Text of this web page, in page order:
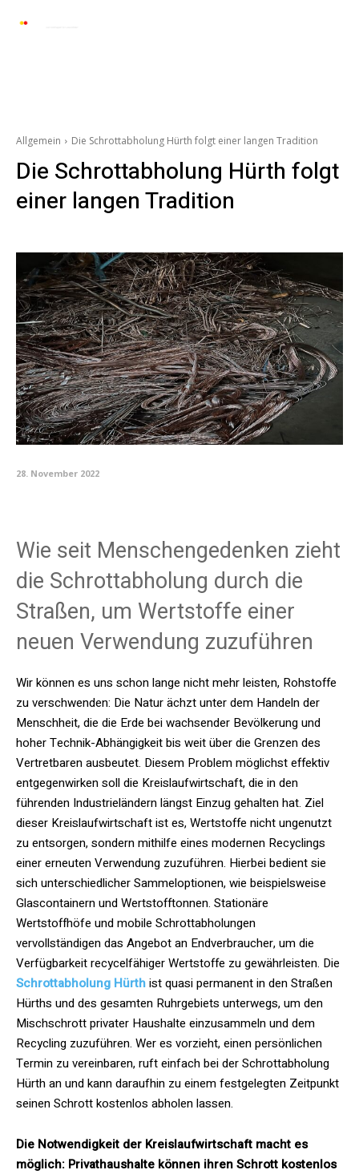
Allgemein Die Schrottabholung Hürth folgt einer langen Tradition
Die Schrottabholung Hürth folgt
einer langen Tradition
28. November 2022
Wie seit Menschengedenken zieht
die Schrottabholung durch die
Straßen, um Wertstoffe einer
neuen Verwendung zuzuführen
Wir können es uns schon lange nicht mehr leisten, Rohstoffe
zu verschwenden: Die Natur ächzt unter dem Handeln der
Menschheit, die die Erde bei wachsender Bevölkerung und
hoher Technik-Abhängigkeit bis weit über die Grenzen des
Vertretbaren ausbeutet. Diesem Problem möglichst effektiv
entgegenwirken soll die Kreislaufwirtschaft, die in den
führenden Industrieländern längst Einzug gehalten hat. Ziel
dieser Kreislaufwirtschaft ist es, Wertstoffe nicht ungenutzt
zu entsorgen, sondern mithilfe eines modernen Recyclings
einer erneuten Verwendung zuzuführen. Hierbei bedient sie
sich unterschiedlicher Sammeloptionen, wie beispielsweise
Glascontainern und Wertstofftonnen. Stationäre
Wertstoffhöfe und mobile Schrottabholungen
vervollständigen das Angebot an Endverbraucher, um die
Verfügbarkeit recycelfähiger Wertstoffe zu gewährleisten. Die
Schrottabholung Hürthist quasi permanent in den Straßen
Hürths und des gesamten Ruhrgebiets unterwegs, um den
Mischschrott privater Haushalte einzusammeln und dem
Recycling zuzuführen. Wer es vorzieht, einen persönlichen
Termin zu vereinbaren, ruft einfach bei der Schrottabholung
Hürth an und kann daraufhin zu einem festgelegten Zeitpunkt
seinen Schrott kostenlos abholen lassen.
Die Notwendigkeit der Kreislaufwirtschaft macht es
möglich: Privathaushalte können ihren Schrott kostenlos